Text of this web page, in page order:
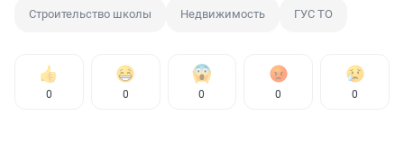
Строительство школы Недвижимость ГУС ТО
0 0 0 0 0